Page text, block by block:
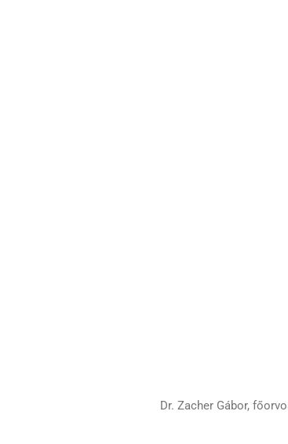
Dr. Zacher Gábor,